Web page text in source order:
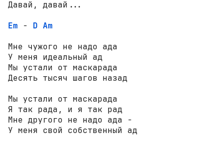
Em - D Am
Мне чужого не надо ада
У меня идеальный ад
Мы устали от маскарада
Десять тысяч шагов назад
Мы устали от маскарада
Я так рада, и я так рад
Мне другого не надо ада -
У меня свой собственный ад